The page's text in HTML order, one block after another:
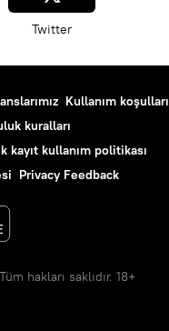
Twitter
Kullanım koşulları
kuralları
kayıt kullanım politikası
Privacy Feedback
hakları saklıdır. 18+